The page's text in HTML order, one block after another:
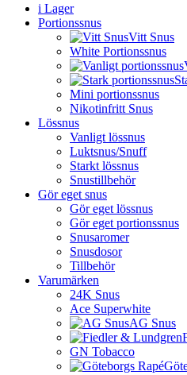
i Lager
Portionssnus
Vitt Snus
White Portionssnus
Mini portionssnus
Nikotinfritt Snus
Lössnus
Vanligt lössnus
Luktsnus/Snuff
Starkt lössnus
Snustillbehör
Gör eget snus
Gör eget lössnus
Gör eget portionssnus
Snusaromer
Snusdosor
Tillbehör
Varumärken
24K Snus
Ace Superwhite
AG Snus
GN Tobacco